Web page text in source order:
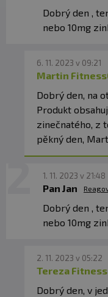
Dobrý den ,
nebo 10mg
6. 11. 2023 v 09:21
Martin
Dobrý den, na
Produkt
zinečnatého, z
pěkný den,
1. 11. 2023 v 21:48
Pan Jan
Dobrý den ,
nebo 10mg
2. 11. 2023 v 05:22
Tereza
Dobrý den, v